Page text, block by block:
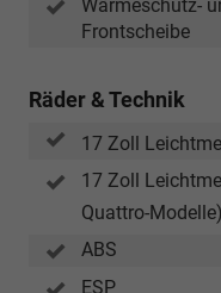
Wärmeschutz-
Frontscheibe
Räder & Technik
17 Zoll
17 Zoll
Quattro-Modelle)
ABS
ESP